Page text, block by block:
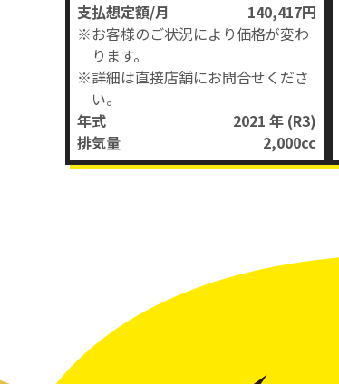
支払想定額/月
140,417円
※お客様のご状況により価格が変わ
ります。
※詳細は直接店舗にお問合せくださ
い。
年式
2021 年 (R3)
排気量
2,000cc